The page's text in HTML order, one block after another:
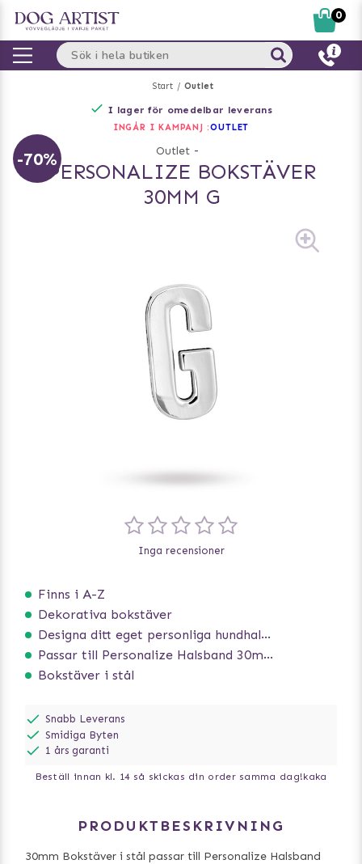
Start Outlet
I lager för omedelbar leverans
INGÅR I KAMPANJ :OUTLET
-70% Outlet -
PERSONALIZE BOKSTÄVER
30MM G
Finns i A-Z
Dekorativa bokstäver
Designa ditt eget personliga hundhalsband
Passar till Personalize Halsband 30mm
Bokstäver i stål
Inga recensioner
Snabb Leverans
Smidiga Byten
1 års garanti
Beställ innan kl. 14 så skickas din order samma dag!kaka
PRODUKTBESKRIVNING
30mm Bokstäver i stål passar till Personalize Halsband
0